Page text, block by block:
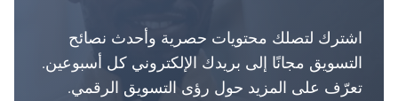
اشترك لتصلك محتويات حصرية وأحدث نصائح
التسويق مجانًا إلى بريدك الإلكتروني كل أسبوعين.
تعرّف على المزيد حول رؤى التسويق الرقمي.